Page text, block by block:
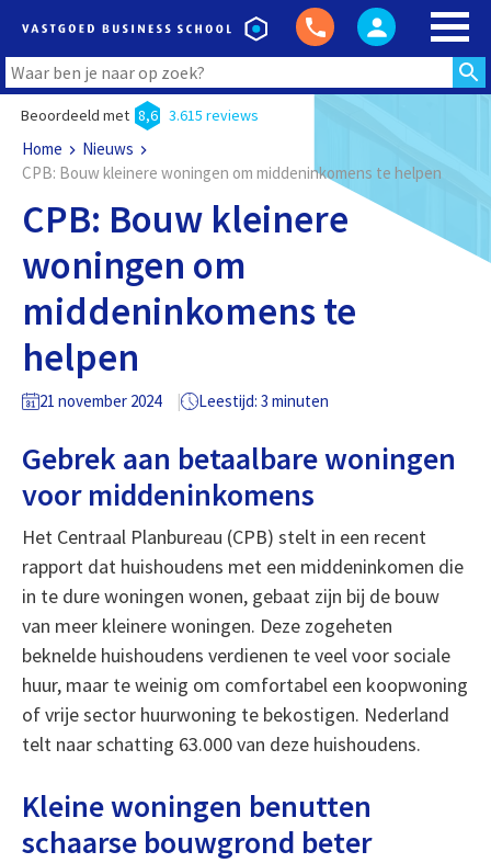
Beoordeeld met 8,6 3.615 reviews
Home
Nieuws
CPB: Bouw kleinere woningen om middeninkomens te helpen
CPB: Bouw kleinere
woningen om
middeninkomens te
helpen
21 november 2024 Leestijd: 3 minuten
Gebrek aan betaalbare woningen
voor middeninkomens
Het Centraal Planbureau (CPB) stelt in een recent
rapport dat huishoudens met een middeninkomen die
in te dure woningen wonen, gebaat zijn bij de bouw
van meer kleinere woningen. Deze zogeheten
beknelde huishoudens verdienen te veel voor sociale
huur, maar te weinig om comfortabel een koopwoning
of vrije sector huurwoning te bekostigen. Nederland
telt naar schatting 63.000 van deze huishoudens.
Kleine woningen benutten
schaarse bouwgrond beter